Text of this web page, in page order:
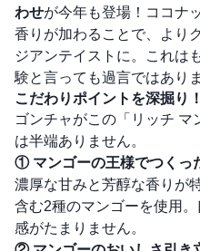
わせが今年も登場！ココナ
香りが加わることで、より
ジアンテイストに。これは
験と言っても過言ではあり
こだわりポイントを深掘り！
ゴンチャがこの「リッチ
は半端ありません。
① マンゴーの王様でつくっ
濃厚な甘みと芳醇な香りが
含む2種のマンゴーを使用
感がたまりません。